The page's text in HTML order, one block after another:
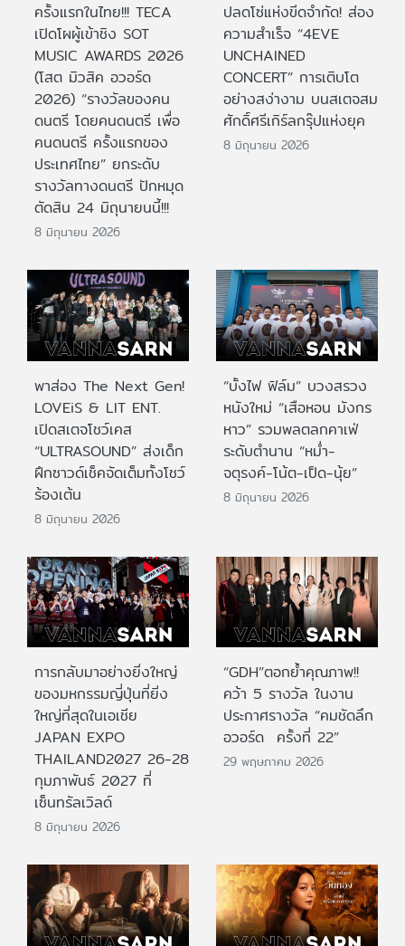
ครั้งแรกในไทย!!! TECA
เปิดโผผู้เข้าชิง SOT
MUSIC AWARDS 2026
(โสต มิวสิค อวอร์ด
2026) “รางวัลของคน
ดนตรี โดยคนดนตรี เพื่อ
คนดนตรี ครั้งแรกของ
ประเทศไทย” ยกระดับ
รางวัลทางดนตรี ปักหมุด
ตัดสิน 24 มิถุนายนนี้!!!
8 มิถุนายน 2026
ปลดโซ่แห่งขีดจำกัด! ส่อง
ความสำเร็จ “4EVE
UNCHAINED
CONCERT” การเติบโต
อย่างสง่างาม บนสเตจสม
ศักดิ์ศรีเกิร์ลกรุ๊ปแห่งยุค
8 มิถุนายน 2026
พาส่อง The Next Gen!
LOVEiS & LIT ENT.
เปิดสเตจโชว์เคส
“ULTRASOUND” ส่งเด็ก
ฝึกซาวด์เช็คจัดเต็มทั้งโชว์
ร้องเต้น
8 มิถุนายน 2026
“บั้งไฟ ฟิล์ม” บวงสรวง
หนังใหม่ “เสือหอน มังกร
หาว” รวมพลตลกคาเฟ่
ระดับตำนาน “หม่ำ-
จตุรงค์-โน้ต-เป็ด-นุ้ย”
8 มิถุนายน 2026
การกลับมาอย่างยิ่งใหญ่
ของมหกรรมญี่ปุ่นที่ยิ่ง
ใหญ่ที่สุดในเอเชีย
JAPAN EXPO
THAILAND2027 26-28
กุมภาพันธ์ 2027 ที่
เซ็นทรัลเวิลด์
8 มิถุนายน 2026
“GDH”ตอกย้ำคุณภาพ!!
คว้า 5 รางวัล ในงาน
ประกาศรางวัล “คมชัดลึก
อวอร์ด ครั้งที่ 22”
29 พฤษภาคม 2026